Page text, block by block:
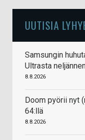
UUTISIA
Samsungin
Ultrasta
8.8.2026
Doom pyörii nyt
64:llä
8.8.2026